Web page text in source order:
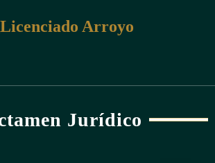
Licenciado Arroyo
Jurídico